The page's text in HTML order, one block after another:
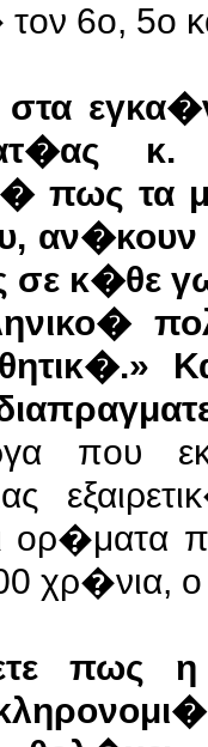
6ο, 5ο
στα
κ.
πως τα
σε κ�θε
που
ορ�ματα
χρ�νια,
πως